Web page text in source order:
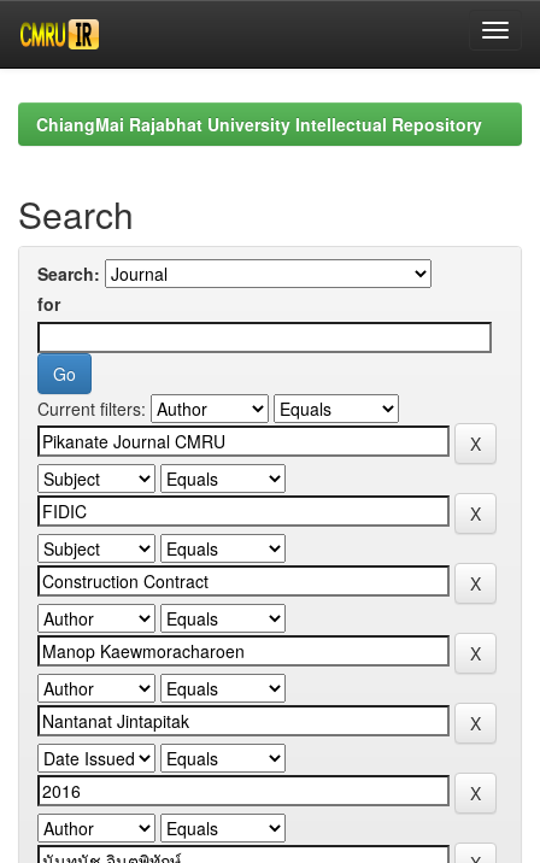
navigationChiangMai Rajabhat University Intellectual Repository
Search
Search:
for
Current filters: